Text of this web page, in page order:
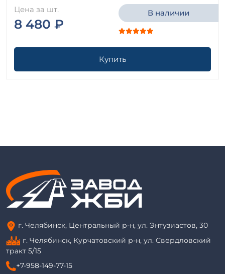
Цена за шт.
8 480 ₽
В наличии
Купить
г. Челябинск, Центральный р-н, ул. Энтузиастов, 30
г. Челябинск, Курчатовский р-н, ул. Свердловский
тракт 5/15
+7-958-149-77-15